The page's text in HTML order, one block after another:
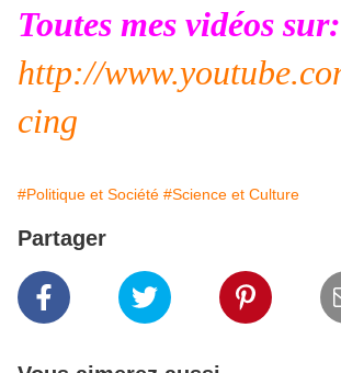
Toutes mes vidéos sur:
http://
cing
#Politique et Société #Science et Culture
Partager